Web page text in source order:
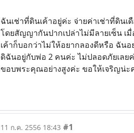
ฉันเช่าที่ดินเค้าอยู่ค่ะ จ่ายค่าเช่าที่ดิน
โดยสัญญากันปากเปล่าไม่มีลายเซ็น เ
เค้าก็บอกว่าไม่ให้อยากลองดีหรือ ฉัน
ดิฉันอยู่กับพ่อ 2 คนค่ะ ไม่ปลอดภัยเลย
ขอบพระคุณอย่างสูงค่ะ ขอให้เจริญน่ะ
11 ก.ค. 2556 18:43 #1